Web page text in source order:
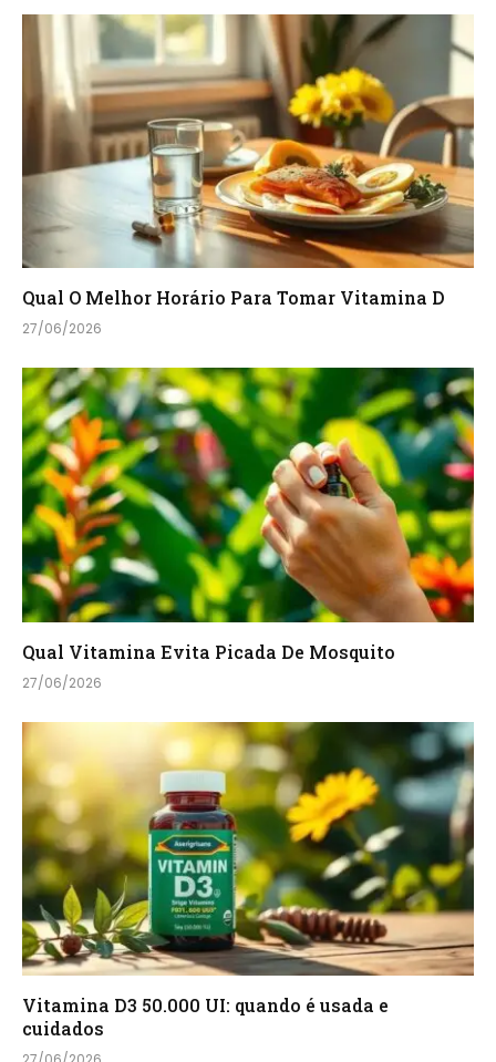
Qual O Melhor Horário Para Tomar Vitamina D
27/06/2026
Qual Vitamina Evita Picada De Mosquito
27/06/2026
Vitamina D3 50.000 UI: quando é usada e
cuidados